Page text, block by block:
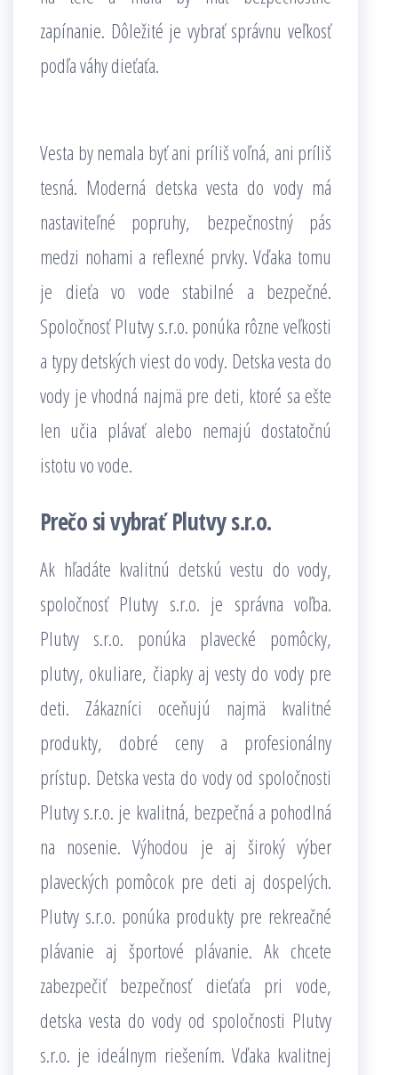
zapínanie. Dôležité je vybrať správnu veľkosť
podľa váhy dieťaťa.
Vesta by nemala byť ani príliš voľná, ani príliš
tesná. Moderná detska vesta do vody má
nastaviteľné popruhy, bezpečnostný pás
medzi nohami a reflexné prvky. Vďaka tomu
je dieťa vo vode stabilné a bezpečné.
Spoločnosť Plutvy s.r.o. ponúka rôzne veľkosti
a typy detských viest do vody. Detska vesta do
vody je vhodná najmä pre deti, ktoré sa ešte
len učia plávať alebo nemajú dostatočnú
istotu vo vode.
Prečo si vybrať Plutvy s.r.o.
Ak hľadáte kvalitnú detskú vestu do vody,
spoločnosť Plutvy s.r.o. je správna voľba.
Plutvy s.r.o. ponúka plavecké pomôcky,
plutvy, okuliare, čiapky aj vesty do vody pre
deti. Zákazníci oceňujú najmä kvalitné
produkty, dobré ceny a profesionálny
prístup. Detska vesta do vody od spoločnosti
Plutvy s.r.o. je kvalitná, bezpečná a pohodlná
na nosenie. Výhodou je aj široký výber
plaveckých pomôcok pre deti aj dospelých.
Plutvy s.r.o. ponúka produkty pre rekreačné
plávanie aj športové plávanie. Ak chcete
zabezpečiť bezpečnosť dieťaťa pri vode,
detska vesta do vody od spoločnosti Plutvy
s.r.o. je ideálnym riešením. Vďaka kvalitnej